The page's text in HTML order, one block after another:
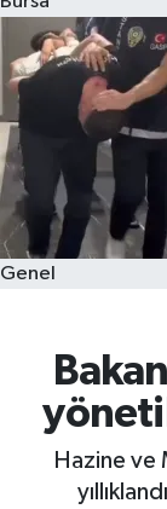
Genel
Hazine ve
Eğitim
Sağlık
Magazin
Kültür &
Teknoloji
Bilim